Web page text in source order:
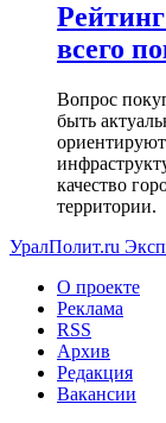
всего
Вопрос
быть
качество
территории.
УралПолит.ru
О проекте
Реклама
RSS
Архив
Редакция
Вакансии